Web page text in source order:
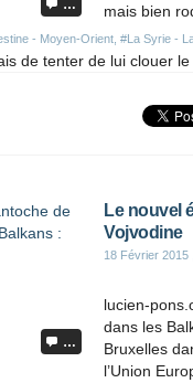
…
- Moyen-Orient #La Syrie -
mais bien
de tenter de lui clouer
…
Le nouvel
Vojvodine
18 Février 2015
lucien-
dans les
Bruxelles
l’Union